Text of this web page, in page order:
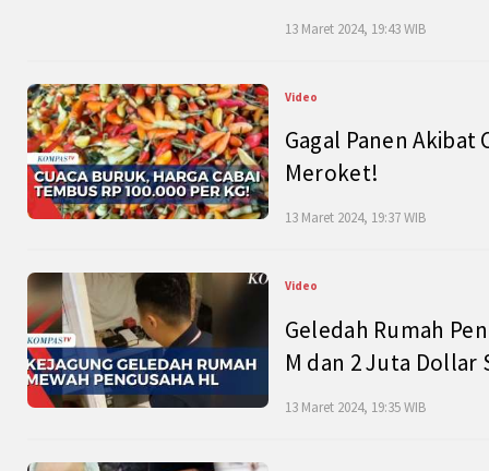
13 Maret 2024, 19:43 WIB
Video
Gagal Panen Akibat
Meroket!
13 Maret 2024, 19:37 WIB
Video
Geledah Rumah
M dan 2 Juta Dollar
13 Maret 2024, 19:35 WIB